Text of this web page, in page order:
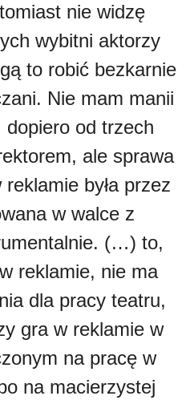
nie widzę
wybitni aktorzy
to robić bezkarnie
Nie mam manii
dopiero od trzech
ale sprawa
była przez
w walce z
(…) to,
reklamie, nie ma
dla pracy teatru,
gra w reklamie w
na pracę w
na macierzystej